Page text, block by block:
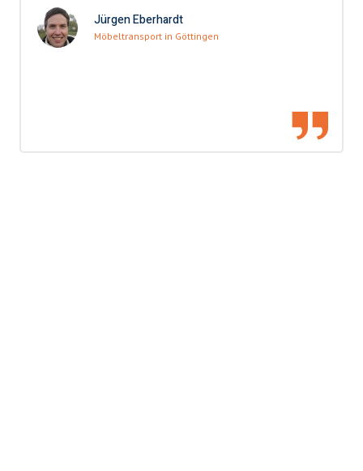
Jürgen Eberhardt
Möbeltransport in Göttingen